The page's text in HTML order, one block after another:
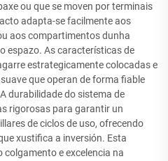
ou que se moven por terminais
adapta-se facilmente aos
aos compartimentos dunha
espazo. As características de
estrategicamente colocadas e
que operan de forma fiable
durabilidade do sistema de
rigorosas para garantir un
de ciclos de uso, ofrecendo
xustifica a inversión. Esta
e excelencia na